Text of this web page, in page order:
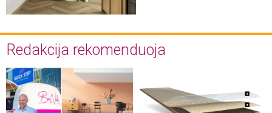
Redakcija rekomenduoja